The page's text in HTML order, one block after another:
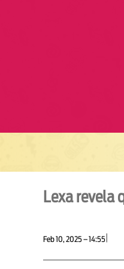
Lexa revela
Feb 10, 2025 – 14:55